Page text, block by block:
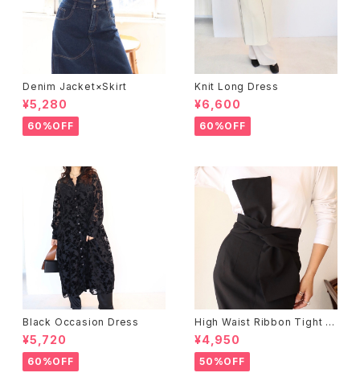
Denim Jacket×Skirt
¥5,280
60%OFF
Knit Long Dress
¥6,600
60%OFF
Black Occasion Dress
¥5,720
60%OFF
High Waist Ribbon Tight S
kirt
¥4,950
50%OFF